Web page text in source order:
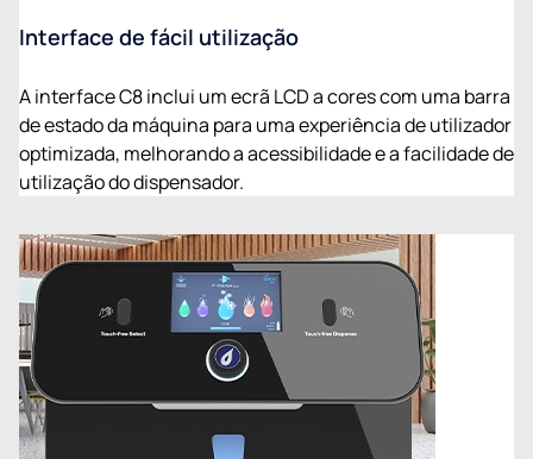
Interface de fácil utilização
A interface C8 inclui um ecrã LCD a cores com uma barra
de estado da máquina para uma experiência de utilizador
optimizada, melhorando a acessibilidade e a facilidade de
utilização do dispensador.